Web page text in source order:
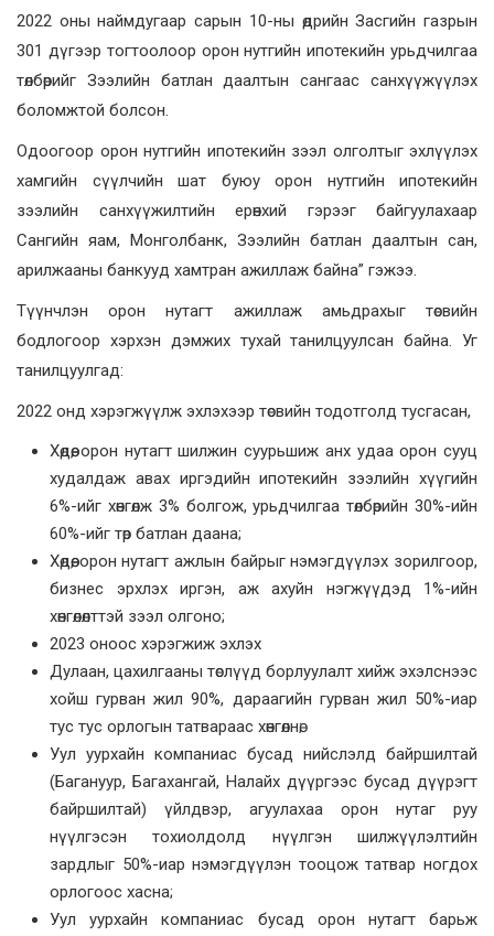
2022 оны наймдугаар сарын 10-ны өдрийн Засгийн газрын
301 дүгээр тогтоолоор орон нутгийн ипотекийн урьдчилгаа
төлбөрийг Зээлийн батлан даалтын сангаас санхүүжүүлэх
боломжтой болсон.
Одоогоор орон нутгийн ипотекийн зээл олголтыг эхлүүлэх
хамгийн сүүлчийн шат буюу орон нутгийн ипотекийн
зээлийн санхүүжилтийн ерөнхий гэрээг байгуулахаар
Сангийн яам, Монголбанк, Зээлийн батлан даалтын сан,
арилжааны банкууд хамтран ажиллаж байна” гэжээ.
Түүнчлэн орон нутагт ажиллаж амьдрахыг төсвийн
бодлогоор хэрхэн дэмжих тухай танилцуулсан байна. Уг
танилцуулгад:
2022 онд хэрэгжүүлж эхлэхээр төсвийн тодотголд тусгасан,
Хөдөө, орон нутагт шилжин суурьшиж анх удаа орон сууц
худалдаж авах иргэдийн ипотекийн зээлийн хүүгийн
6%-ийг хөнгөлж 3% болгож, урьдчилгаа төлбөрийн 30%-ийн
60%-ийг төр батлан даана;
Хөдөө, орон нутагт ажлын байрыг нэмэгдүүлэх зорилгоор,
бизнес эрхлэх иргэн, аж ахуйн нэгжүүдэд 1%-ийн
хөнгөлөлттэй зээл олгоно;
2023 оноос хэрэгжиж эхлэх
Дулаан, цахилгааны төслүүд борлуулалт хийж эхэлснээс
хойш гурван жил 90%, дараагийн гурван жил 50%-иар
тус тус орлогын татвараас хөнгөлнө;
Уул уурхайн компаниас бусад нийслэлд байршилтай
(Багануур, Багахангай, Налайх дүүргээс бусад дүүрэгт
байршилтай) үйлдвэр, агуулахаа орон нутаг руу
нүүлгэсэн тохиолдолд нүүлгэн шилжүүлэлтийн
зардлыг 50%-иар нэмэгдүүлэн тооцож татвар ногдох
орлогоос хасна;
Уул уурхайн компаниас бусад орон нутагт барьж